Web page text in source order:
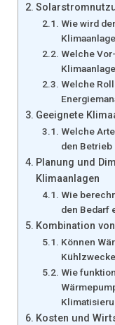
Wie wird
Welche
Welche
Geeignete
Welche
den Betrieb
Planung und
Klimaanlagen
Wie
den Bedarf
Kombination
Können
Wie
Kosten und